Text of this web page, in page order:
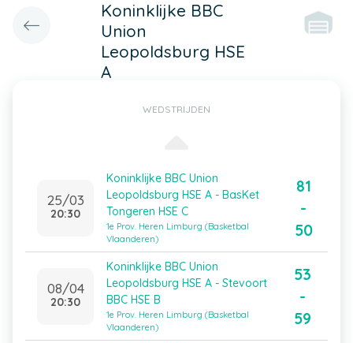
Koninklijke BBC
Union
Leopoldsburg HSE
A
WEDSTRIJDEN
25/03
20:30
Koninklijke BBC Union
Leopoldsburg HSE A - BasKet
Tongeren HSE C
1e Prov. Heren Limburg (Basketbal
Vlaanderen)
81
-
50
08/04
20:30
Koninklijke BBC Union
Leopoldsburg HSE A - Stevoort
BBC HSE B
1e Prov. Heren Limburg (Basketbal
Vlaanderen)
53
-
59